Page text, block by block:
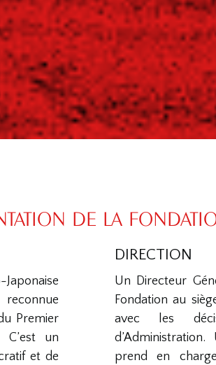
DE LA
reconnue
Premier
un
et de
DIRECTION
Un Directeur
Fondation au
avec les
prend en